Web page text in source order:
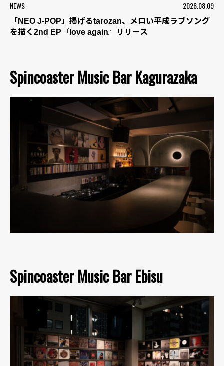
NEWS 2026.08.09
「NEO J-POP」掲げるtarozan、メロい平成ラブソング
を描く2nd EP『love again』リリース
Spincoaster Music Bar Kagurazaka
Spincoaster Music Bar Ebisu